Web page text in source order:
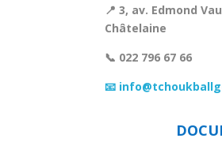
📍 3, av. Edmond
Châtelaine
📞 022 796 67 66
📧